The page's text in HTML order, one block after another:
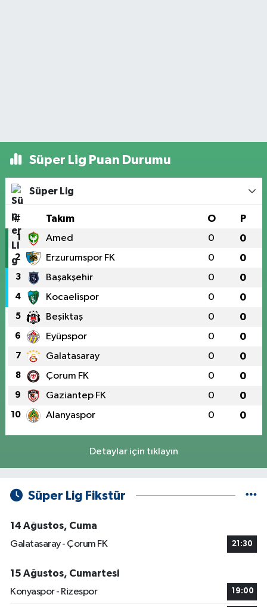
Süper Lig Puan Durumu
Süper Lig
# Takım O P
1 Amed 0 0
2 Erzurumspor FK 0 0
3 Başakşehir 0 0
4 Kocaelispor 0 0
5 Beşiktaş 0 0
6 Eyüpspor 0 0
7 Galatasaray 0 0
8 Çorum FK 0 0
9 Gaziantep FK 0 0
10 Alanyaspor 0 0
Detaylar için tıklayın
Süper Lig Fikstür
14 Ağustos, Cuma
Galatasaray - Çorum FK
21:30
15 Ağustos, Cumartesi
Konyaspor - Rizespor
19:00